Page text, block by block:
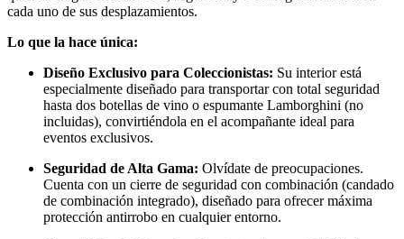
cada uno de sus desplazamientos.
Lo que la hace única:
Diseño Exclusivo para Coleccionistas: Su interior está
especialmente diseñado para transportar con total seguridad
hasta dos botellas de vino o espumante Lamborghini (no
incluidas), convirtiéndola en el acompañante ideal para
eventos exclusivos.
Seguridad de Alta Gama: Olvídate de preocupaciones.
Cuenta con un cierre de seguridad con combinación (candado
de combinación integrado), diseñado para ofrecer máxima
protección antirrobo en cualquier entorno.